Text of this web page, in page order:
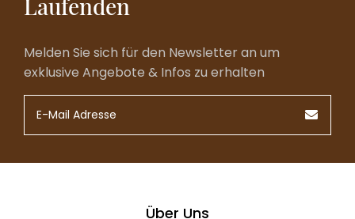
Laufenden
Melden Sie sich für den Newsletter an um
exklusive Angebote & Infos zu erhalten
Über Uns